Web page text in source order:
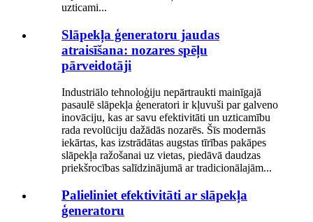
uzticami...
Slāpekļa ģeneratoru jaudas
atraisīšana: nozares spēļu
pārveidotāji
Industriālo tehnoloģiju nepārtraukti mainīgajā
pasaulē slāpekļa ģeneratori ir kļuvuši par galveno
inovāciju, kas ar savu efektivitāti un uzticamību
rada revolūciju dažādās nozarēs. Šīs modernās
iekārtas, kas izstrādātas augstas tīrības pakāpes
slāpekļa ražošanai uz vietas, piedāvā daudzas
priekšrocības salīdzinājumā ar tradicionālajām...
Palieliniet efektivitāti ar slāpekļa
ģeneratoru